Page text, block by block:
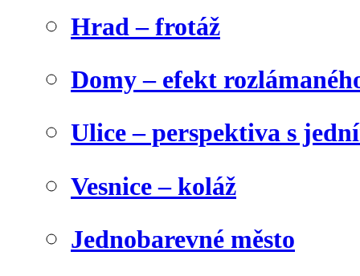
Hrad – frotáž
Domy – efekt
Ulice – perspektiva s
Vesnice – koláž
Jednobarevné město